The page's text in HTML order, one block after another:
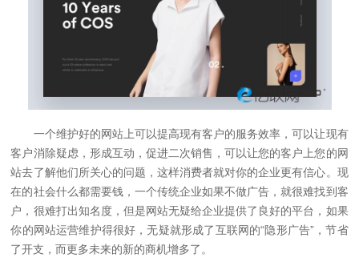
一个维护好的网站上可以提高现有客户的服务效率，可以让现有
客户消除疑虑，形成互动，促进二次销售，可以让您的客户上您的网
站去了解他们所关心的问题，这样消费者就对你的企业更有信心。现
在的社会什么都需要钱，一个传统企业如果不做广告，就很难找到客
户，很难打出知名度，但是网站无疑给企业提供了良好的平台，如果
你的网站运营维护得很好，无疑就形成了互联网的“隐形广告”，节省
了开支，而更多未来的新的商机增多了。